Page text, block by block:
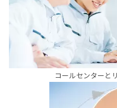
コールセンターと